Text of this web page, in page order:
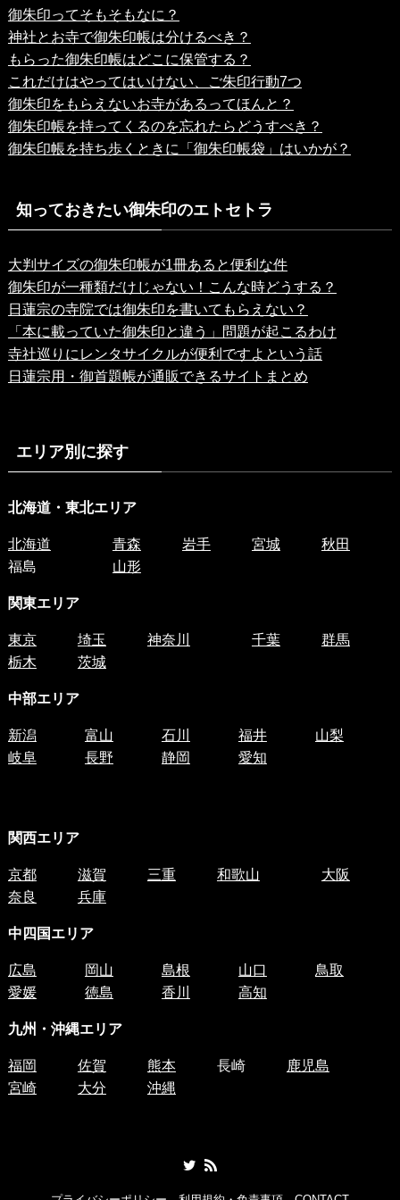
御朱印ってそもそもなに？
神社とお寺で御朱印帳は分けるべき？
もらった御朱印帳はどこに保管する？
これだけはやってはいけない、ご朱印行動7つ
御朱印をもらえないお寺があるってほんと？
御朱印帳を持ってくるのを忘れたらどうすべき？
御朱印帳を持ち歩くときに「御朱印帳袋」はいかが？
知っておきたい御朱印のエトセトラ
大判サイズの御朱印帳が1冊あると便利な件
御朱印が一種類だけじゃない！こんな時どうする？
日蓮宗の寺院では御朱印を書いてもらえない？
「本に載っていた御朱印と違う」問題が起こるわけ
寺社巡りにレンタサイクルが便利ですよという話
日蓮宗用・御首題帳が通販できるサイトまとめ
エリア別に探す
北海道・東北エリア
北海道 青森 岩手 宮城
秋田
福島
山形
関東エリア
東京 埼玉 神奈川 千葉
群馬
栃木
茨城
中部エリア
新潟 富山 石川 福井
山梨
岐阜
長野 静岡 愛知
関西エリア
京都 滋賀 三重 和歌山
大阪
奈良
兵庫
中四国エリア
広島 岡山 島根 山口
鳥取
愛媛
徳島 香川 高知
九州・沖縄エリア
福岡 佐賀 熊本 長崎
鹿児島
宮崎
大分 沖縄